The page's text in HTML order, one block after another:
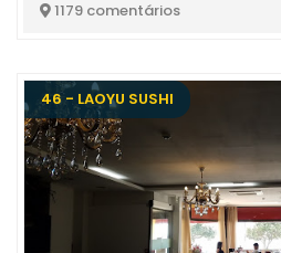
1179 comentários
46 - LAOYU SUSHI